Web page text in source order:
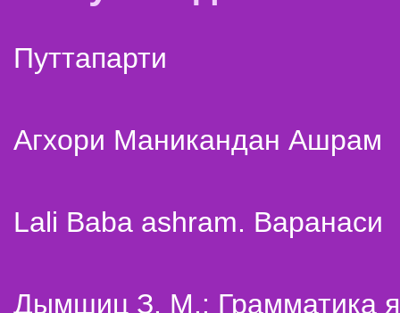
Путтапарти
Агхори Маникандан Ашрам
Lali Baba ashram. Варанаси
Дымшиц З. М.: Грамматика